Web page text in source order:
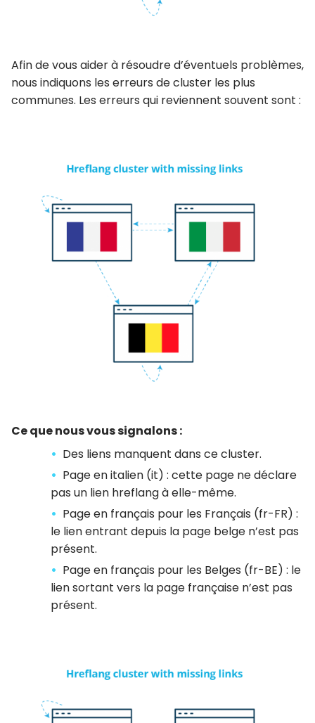
Afin de vous aider à résoudre d’éventuels problèmes,
nous indiquons les erreurs de cluster les plus
communes. Les erreurs qui reviennent souvent sont :
Ce que nous vous signalons :
Des liens manquent dans ce cluster.
Page en italien (it) : cette page ne déclare
pas un lien hreflang à elle-même.
Page en français pour les Français (fr-FR) :
le lien entrant depuis la page belge n’est pas
présent.
Page en français pour les Belges (fr-BE) : le
lien sortant vers la page française n’est pas
présent.